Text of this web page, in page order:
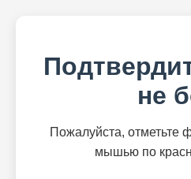
не
Пожалуйста, отметьте
мышью по